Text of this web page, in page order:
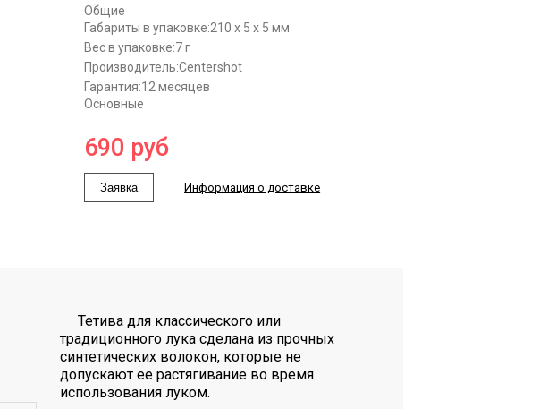
Общие
Габариты в упаковке:210 x 5 x 5 мм
Вес в упаковке:7 г
Производитель:Centershot
Гарантия:12 месяцев
Основные
690 руб
Заявка Информация о доставке
Тетива для классического или
традиционного лука сделана из прочных
синтетических волокон, которые не
допускают ее растягивание во время
использования луком.